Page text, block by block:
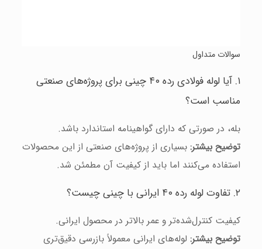
سوالات متداول
۱. آیا لوله فولادی رده ۴۰ چینی برای پروژه‌های صنعتی
مناسب است؟
بله، در صورتی که دارای گواهینامه استاندارد باشد.
توضیح بیشتر:بسیاری از پروژه‌های صنعتی از این محصولات
استفاده می‌کنند اما باید از کیفیت آن مطمئن شد.
۲. تفاوت لوله رده ۴۰ ایرانی با چینی چیست؟
کیفیت کنترل‌شده‌تر و عمر بالاتر در محصول ایرانی.
توضیح بیشتر:لوله‌های ایرانی معمولاً بازرسی دقیق‌تری